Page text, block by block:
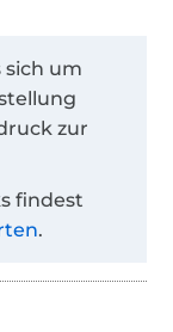
sich um
zur
findest
.